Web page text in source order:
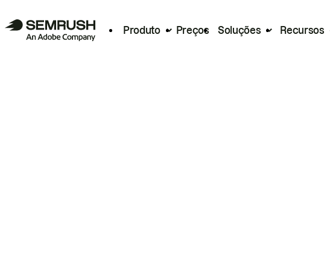
Produto Preços Soluções Recursos